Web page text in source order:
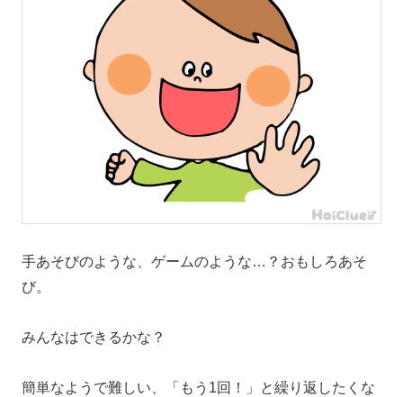
手あそびのような、ゲームのような…？おもしろあそ
び。
みんなはできるかな？
簡単なようで難しい、「もう1回！」と繰り返したくな